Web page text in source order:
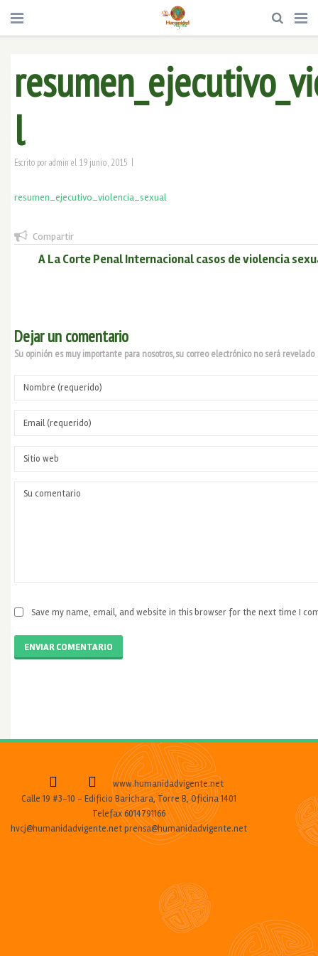
l
Escrito poradmin el 19 junio, 2015 |
resumen_ejecutivo_violencia_sexual
Compartir
A La Corte Penal Internacional casos de violencia
Dejar un comentario
Su opinión es muy importante para nosotros, su correo electrónico no será revelado
Save my name, email, and website in this browser for the next time I
ENVIAR COMENTARIO
www.humanidadvigente.net
Calle 19 #3-10 - Edificio Barichara, Torre B, Oficina 1401
Telefax 6014791166
hvcj@humanidadvigente.net prensa@humanidadvigente.net